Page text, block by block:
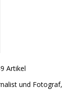
Artikel
und Fotograf,